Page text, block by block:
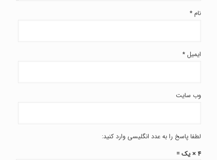
نام*
ایمیل *
وب‌ سایت
لطفا پاسخ را به عدد انگلیسی وارد کنید:
4 × یک =